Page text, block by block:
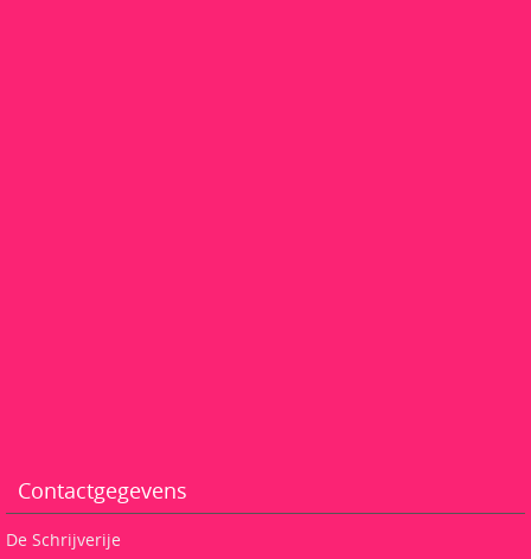
Contactgegevens
De Schrijverije